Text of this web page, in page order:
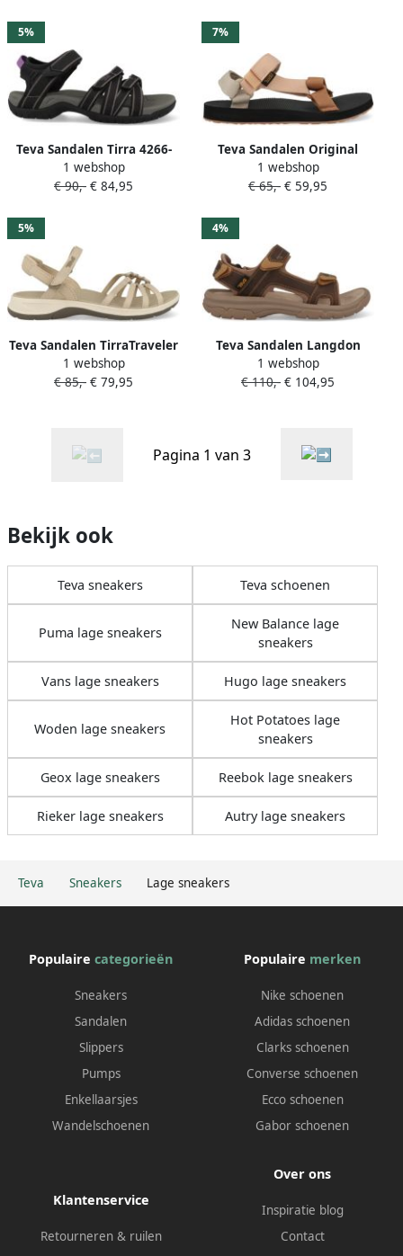
Teva Sneakers Lage sneakers
5%
Teva Sandalen Tirra 4266-
BKGY Zwart Grijs
1 webshop
€ 90,- € 84,95
7%
Teva Sandalen Original
Universal Haze 1003987-
MSRM Beige Bruin Roze
1 webshop
€ 65,- € 59,95
5%
Teva Sandalen TirraTraveler
1166130-WPPP Wit
1 webshop
€ 85,- € 79,95
4%
Teva Sandalen Langdon
1015149-HYBR Bruin
1 webshop
€ 110,- € 104,95
Pagina 1 van 3
Bekijk ook
Teva sneakers Teva schoenen
Puma lage sneakers
New Balance lage
sneakers
Vans lage sneakers Hugo lage sneakers
Woden lage sneakers
Hot Potatoes lage
sneakers
Geox lage sneakers Reebok lage sneakers
Rieker lage sneakers Autry lage sneakers
Populaire categorieën
Sneakers
Sandalen
Slippers
Pumps
Enkellaarsjes
Wandelschoenen
Populaire merken
Nike schoenen
Adidas schoenen
Clarks schoenen
Converse schoenen
Ecco schoenen
Gabor schoenen
Klantenservice
Retourneren & ruilen
Over ons
Inspiratie blog
Contact